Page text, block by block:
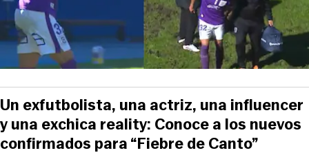
Un exfutbolista, una actriz, una influencer
y una exchica reality: Conoce a los nuevos
confirmados para “Fiebre de Canto”